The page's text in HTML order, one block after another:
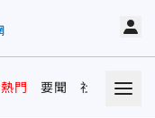
熱門 要聞 社會 娛樂